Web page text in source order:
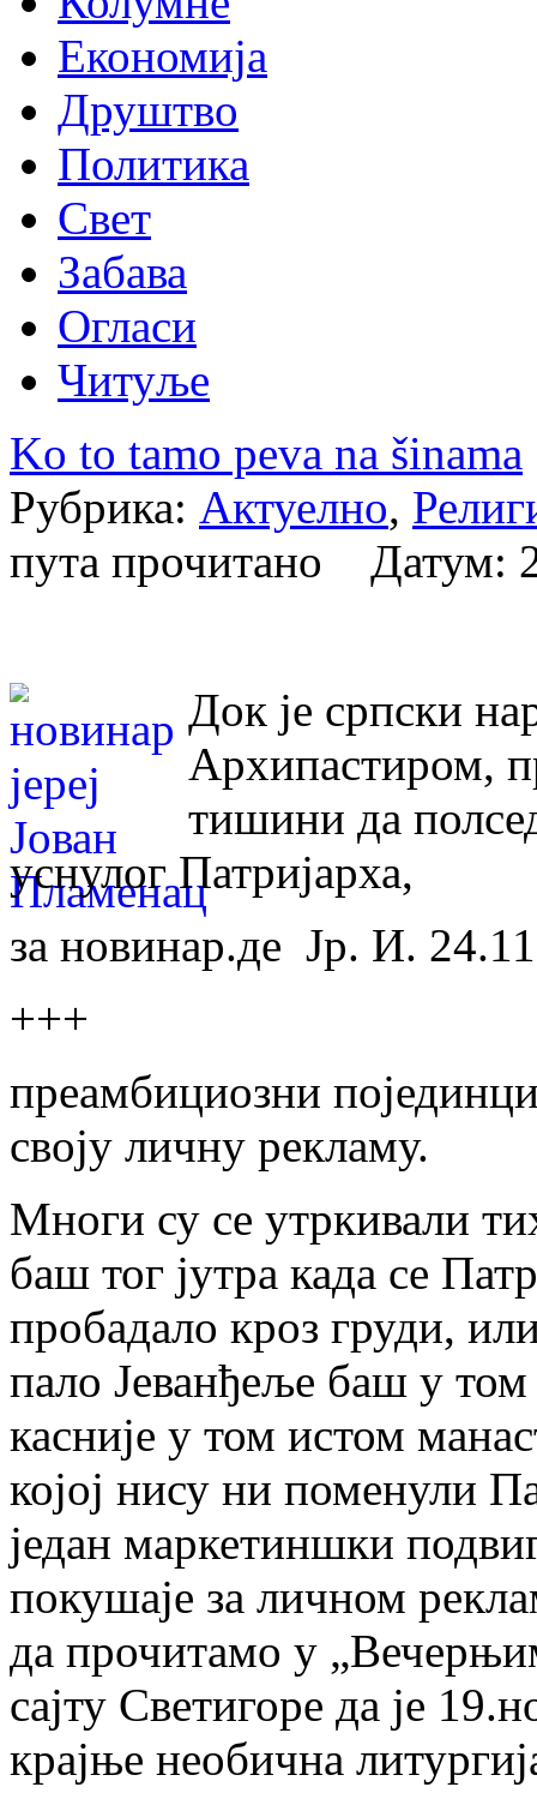
Економија
Друштво
Политика
Свет
Забава
Огласи
Читуље
Ko to tamo peva na šinama
Рубрика: Актуелно,
пута прочитано Датум:
Док је српски
Архипастиром,
тишини да
уснулог Патријарха,
за новинар.де Јр. И.
+++
преамбициозни
своју личну рекламу.
Многи су се утркивали
баш тог јутра када се
пробадало кроз груди,
пало Јеванђеље баш у
касније у том истом
којој нису ни поменули
један маркетиншки
покушаје за личном
да прочитамо у
сајту Светигоре да је
крајње необична